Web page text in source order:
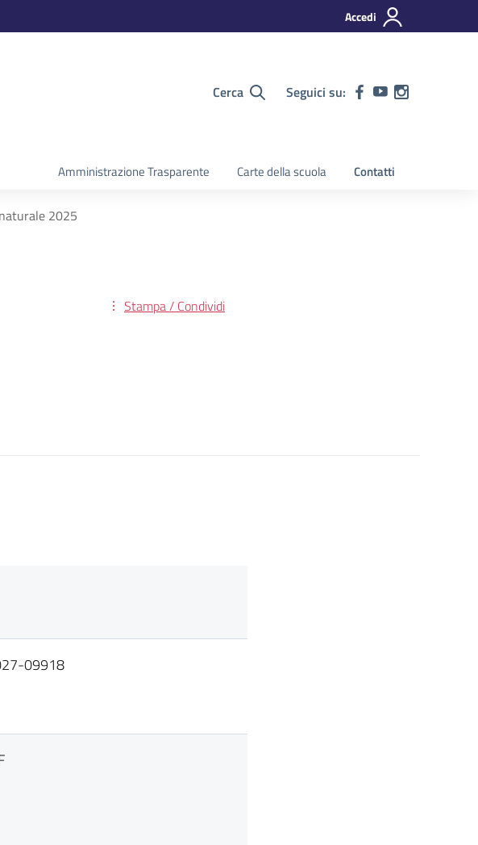
Accedi
Cerca Seguici su:
Amministrazione Trasparente Carte della scuola Contatti
2025
Stampa / Condividi
09918